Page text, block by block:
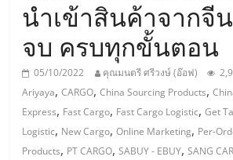
ส
เอ็
มอี
นำเข้าสินค้าจากจี
จบ ครบทุกขั้นตอน
05/10/2022 คุณมนตรี ศรีวงษ์ (อ๊อฟ)
Ariyaya,CARGO,China Sourcing Products,
Express, Fast Cargo, Fast Cargo Logistic,Get
Logistic, New Cargo,Online Marketing, Per-
Products, PT CARGO,SABUY - EBUY,SANG